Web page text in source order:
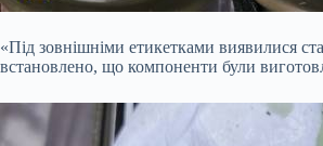
«Під зовнішніми етикетками виявилися
встановлено, що компоненти були